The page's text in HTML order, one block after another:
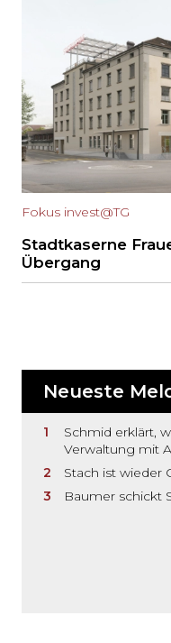
Fokus invest@TG
Stadtkaserne
Übergang
Neueste
Schmid erklärt,
Verwaltung mit
Stach ist wieder
Baumer schickt